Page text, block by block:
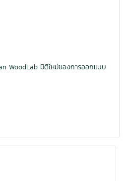
WoodLab มิติใหม่ของการออกแบบ